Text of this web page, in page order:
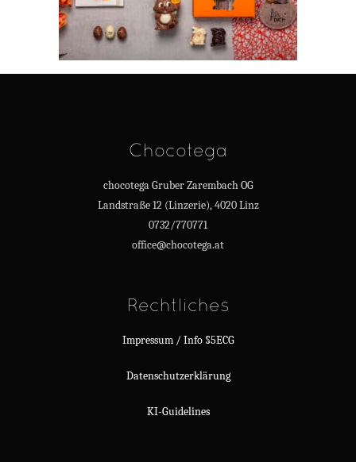
Chocotega
chocotega Gruber Zarembach OG
Landstraße 12 (Linzerie), 4020 Linz
0732/770771
office@chocotega.at
Rechtliches
Impressum / Info §5ECG
Datenschutzerklärung
KI-Guidelines